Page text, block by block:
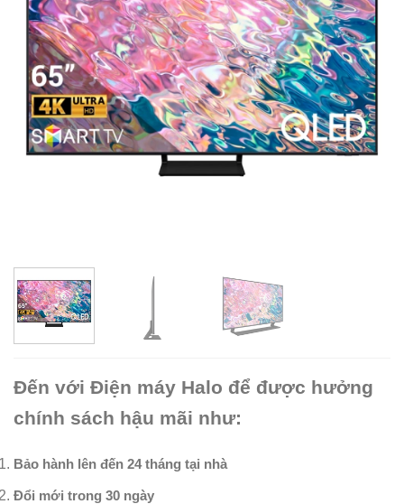
Đến với Điện máy Halo để được hưởng
chính sách hậu mãi như:
Bảo hành lên đến 24 tháng tại nhà
Đổi mới trong 30 ngày